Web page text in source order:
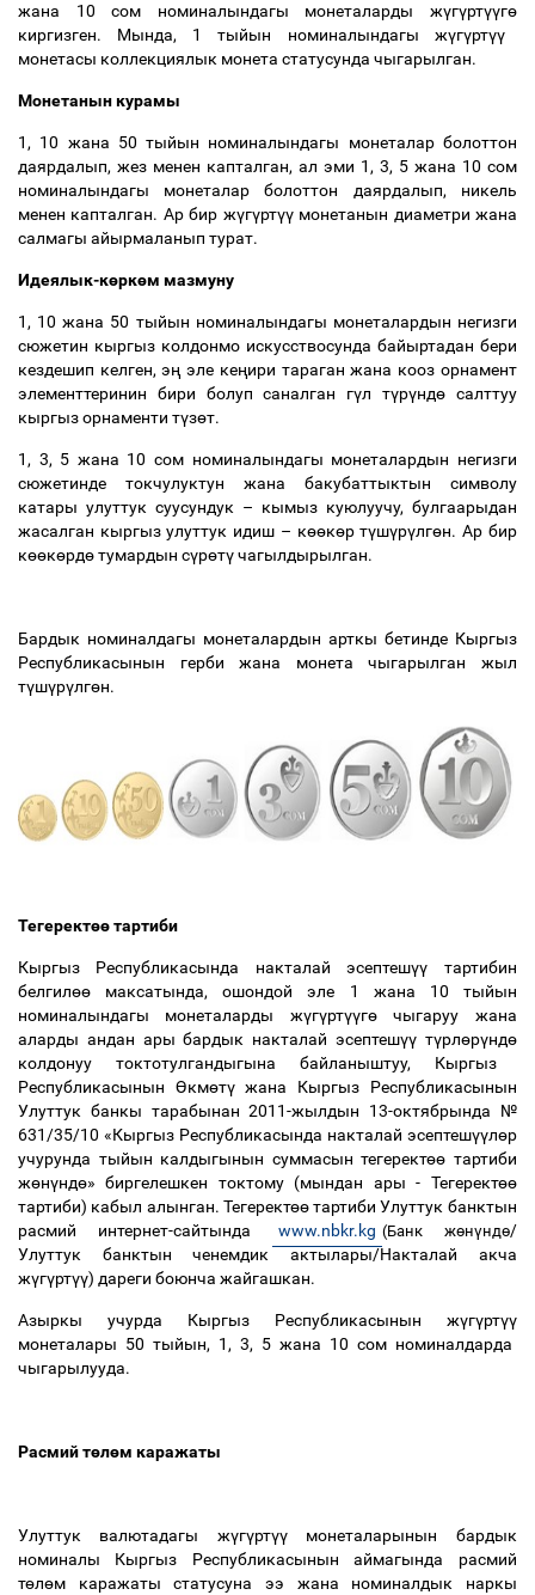
жана 10 сом номиналындагы монеталарды жүгүртүүгө
киргизген. Мында, 1 тыйын номиналындагы жүгүртүү
монетасы коллекциялык монета статусунда чыгарылган.
Монетанын курамы
1, 10 жана 50 тыйын номиналындагы монеталар болоттон
даярдалып, жез менен капталган, ал эми 1, 3, 5 жана 10 сом
номиналындагы монеталар болоттон даярдалып, никель
менен капталган. Ар бир жүгүртүүмонетанын диаметри жана
салмагы айырмаланып турат.
Идеялык-көркөм мазмуну
1, 10 жана 50 тыйын номиналындагы монеталардын негизги
сюжетин кыргыз колдонмо искусствосунда байыртадан бери
кездешип келген, эң эле кеңири тараган жана кооз орнамент
элементтеринин бири болуп саналган гүл түрүндө салттуу
кыргыз орнаменти түзөт.
1, 3, 5 жана 10 сом номиналындагы монеталардын негизги
сюжетинде токчулуктун жана бакубаттыктын символу
катары улуттук суусундук – кымыз куюлуучу, булгаарыдан
жасалган кыргыз улуттук идиш – көөкөр түшүрүлгөн. Ар бир
көөкөрдөтумардын сүрөтүчагылдырылган.
Бардык номиналдагы монеталардын арткы бетинде Кыргыз
Республикасынын герби жана монета чыгарылган жыл
түшүрүлгөн.
Тегеректөөтартиби
Кыргыз Республикасында накталай эсептешүү тартибин
белгилөө максатында, ошондой эле 1 жана 10 тыйын
номиналындагы монеталарды жүгүртүүгө чыгаруу жана
аларды андан ары бардык накталай эсептешүү түрлөрүндө
колдонуу токтотулгандыгына байланыштуу, Кыргыз
Республикасынын Өкмөтүжана Кыргыз Республикасынын
Улуттук банкы тарабынан 2011-жылдын 13-октябрында №
631/35/10 «Кыргыз Республикасында накталай эсептешүүлөр
учурунда тыйын калдыгынын суммасын тегеректөө тартиби
жөнүндө» биргелешкен токтому (мындан ары - Тегеректөө
тартиби) кабыл алынган. Тегеректөөтартиби Улуттук банктын
расмий интернет-сайтында
www.nbkr.kg (Банк жөнүндө/
Улуттук банктын ченемдик актылары/Накталай акча
жүгүртүү) дареги боюнча жайгашкан.
Азыркы учурда Кыргыз Республикасынын жүгүртүү
монеталары 50 тыйын, 1, 3, 5 жана 10 сом номиналдарда
чыгарылууда.
Расмий төлөм каражаты
Улуттук валютадагы жүгүртүү монеталарынын бардык
номиналы Кыргыз Республикасынын аймагында расмий
төлөм каражаты статусуна ээ жана номиналдык наркы